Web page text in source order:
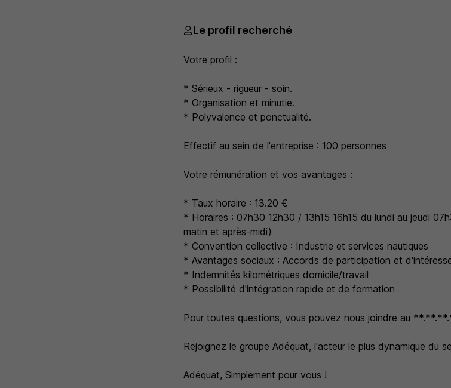
Le profil recherché
Votre profil :
* Sérieux - rigueur - soin.
* Organisation et minutie.
* Polyvalence et ponctualité.
Effectif au sein de l'entreprise : 100 personnes
Votre rémunération et vos avantages :
* Taux horaire : 13.20 €
* Horaires : 07h30 12h30 / 13h15 16h15 du lundi au jeudi
matin et après-midi)
* Convention collective : Industrie et services nautiques
* Avantages sociaux : Accords de participation et
* Indemnités kilométriques domicile/travail
* Possibilité d'intégration rapide et de formation
Pour toutes questions, vous pouvez nous joindre au
Rejoignez le groupe Adéquat, l'acteur le plus dynamique du
Adéquat, Simplement pour vous !